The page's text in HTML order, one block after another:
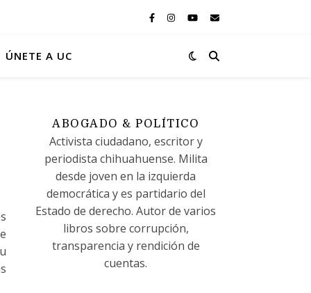
ÚNETE A UC
ABOGADO & POLÍTICO
Activista ciudadano, escritor y
periodista chihuahuense. Milita
desde joven en la izquierda
democrática y es partidario del
Estado de derecho. Autor de varios
libros sobre corrupción,
transparencia y rendición de
cuentas.